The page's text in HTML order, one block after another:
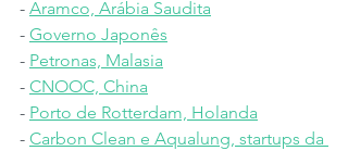
- Aramco, Arábia Saudita
- Governo Japonês
- Petronas, Malasia
- CNOOC, China
- Porto de Rotterdam, Holanda
- Carbon Clean e Aqualung, startups da